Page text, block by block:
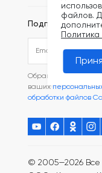
Подписаться на
Обращаясь в наш
ваших
обработки файлов
© 2005—2026
файлов.